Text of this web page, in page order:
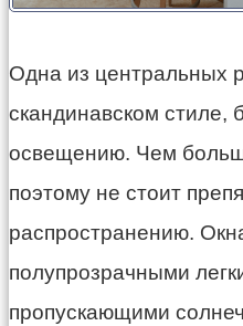
Одна из центральных
скандинавском стиле,
освещению. Чем
поэтому не стоит
распространению.
полупрозрачными
пропускающими